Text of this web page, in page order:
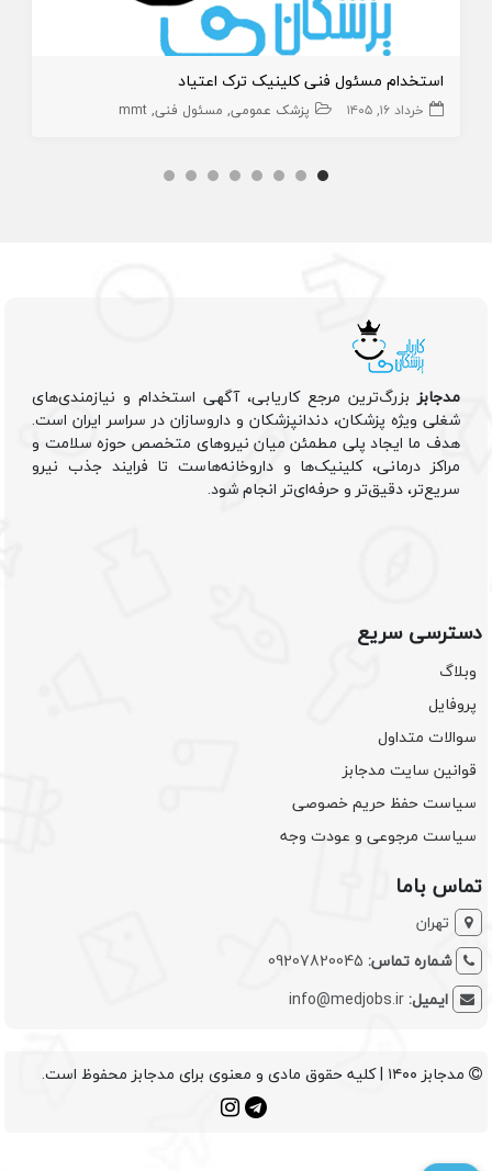
استخدام مسئول فنی کلینیک ترک اعتیاد
خرداد ۱۶, ۱۴۰۵ پزشک عمومی مسئول فنی mmt
مدجابزبزرگ‌ترین مرجع کاریابی، آگهی استخدام و نیازمندی‌های
شغلی ویژه پزشکان، دندانپزشکان و داروسازان در سراسر ایران است.
هدف ما ایجاد پلی مطمئن میان نیروهای متخصص حوزه سلامت و
مراکز درمانی، کلینیک‌ها و داروخانه‌هاست تا فرایند جذب نیرو
سریع‌تر، دقیق‌تر و حرفه‌ای‌تر انجام شود.
دسترسی سریع
وبلاگ
پروفایل
سوالات متداول
قوانین سایت مدجابز
سیاست حفظ حریم خصوصی
سیاست مرجوعی و عودت وجه
تماس باما
تهران
شماره تماس: 09207820045
ایمیل:info@medjobs.ir
مدجابز ۱۴۰۰ | کلیه حقوق مادی و معنوی برای مدجابز محفوظ است.